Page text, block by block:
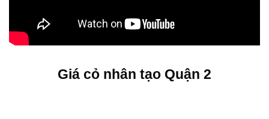
Giá cỏ nhân tạo Quận 2